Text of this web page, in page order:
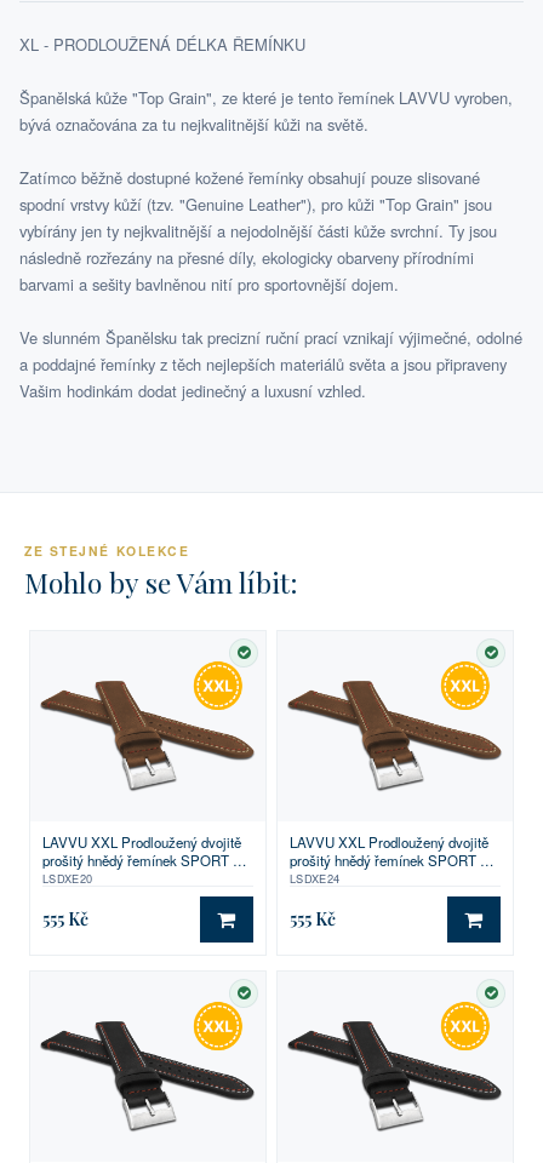
XL - PRODLOUŽENÁ DÉLKA ŘEMÍNKU
Španělská kůže "Top Grain", ze které je tento řemínek LAVVU vyroben,
bývá označována za tu nejkvalitnější kůži na světě.
Zatímco běžně dostupné kožené řemínky obsahují pouze slisované
spodní vrstvy kůží (tzv. "Genuine Leather"), pro kůži "Top Grain" jsou
vybírány jen ty nejkvalitnější a nejodolnější části kůže svrchní. Ty jsou
následně rozřezány na přesné díly, ekologicky obarveny přírodními
barvami a sešity bavlněnou nití pro sportovnější dojem.
Ve slunném Španělsku tak precizní ruční prací vznikají výjimečné, odolné
a poddajné řemínky z těch nejlepších materiálů světa a jsou připraveny
Vašim hodinkám dodat jedinečný a luxusní vzhled.
ZE STEJNÉ KOLEKCE
Mohlo by se Vám líbit:
SKLADEM
LAVVU XXL Prodloužený dvojitě
prošitý hnědý řemínek SPORT z
luxusní kůže Top Grain - 20 XXL
LSDXE20
555 Kč DO KOŠÍKU
LAVVU XXL Prodloužený dvojitě
prošitý hnědý řemínek SPORT z
luxusní kůže Top Grain - 24 XXL
LSDXE24
555 Kč DO
SKLADEM